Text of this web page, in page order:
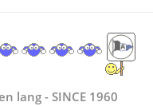
lang - SINCE 1960